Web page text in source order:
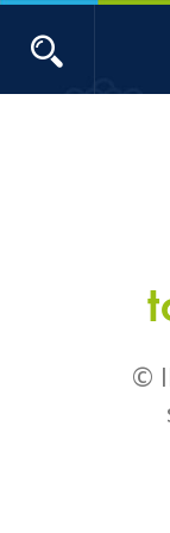
ACTUALITÉS
Toute
©